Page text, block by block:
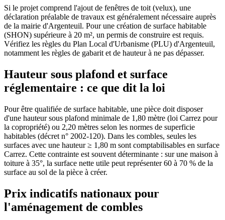
Si le projet comprend l'ajout de fenêtres de toit (velux), une
déclaration préalable de travaux est généralement nécessaire auprès
de la mairie d'Argenteuil. Pour une création de surface habitable
(SHON) supérieure à 20 m², un permis de construire est requis.
Vérifiez les règles du Plan Local d'Urbanisme (PLU) d'Argenteuil,
notamment les règles de gabarit et de hauteur à ne pas dépasser.
Hauteur sous plafond et surface
réglementaire : ce que dit la loi
Pour être qualifiée de surface habitable, une pièce doit disposer
d'une hauteur sous plafond minimale de 1,80 mètre (loi Carrez pour
la copropriété) ou 2,20 mètres selon les normes de superficie
habitables (décret n° 2002-120). Dans les combles, seules les
surfaces avec une hauteur ≥ 1,80 m sont comptabilisables en surface
Carrez. Cette contrainte est souvent déterminante : sur une maison à
toiture à 35°, la surface nette utile peut représenter 60 à 70 % de la
surface au sol de la pièce à créer.
Prix indicatifs nationaux pour
l'aménagement de combles